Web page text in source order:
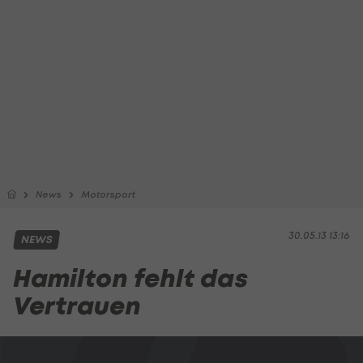
News Motorsport
30.05.13 13:16
NEWS
Hamilton fehlt das
Vertrauen